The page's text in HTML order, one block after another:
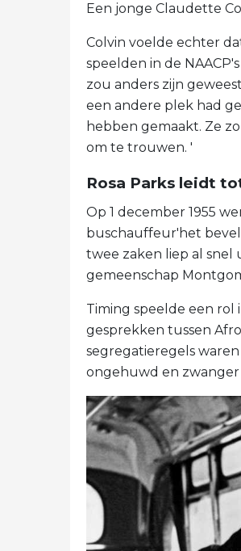
Een jonge Claudette
Colvin voelde echter
speelden in de
zou anders zijn
een andere plek had
hebben gemaakt. Ze
om te trouwen. '
Rosa Parks leidt
Op 1 december 1955
buschauffeur'het bevel
twee zaken liep al snel
gemeenschap
Timing speelde een rol
gesprekken tussen
segregatieregels
ongehuwd en zwanger